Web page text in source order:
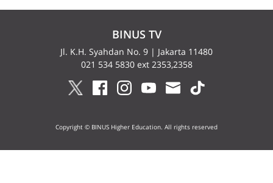
BINUS TV
Jl. K.H. Syahdan No. 9 | Jakarta 11480
021 534 5830 ext 2353,2358
Copyright © BINUS Higher Education. All rights reserved